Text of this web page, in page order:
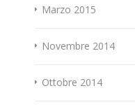
Marzo 2015
Novembre 2014
Ottobre 2014